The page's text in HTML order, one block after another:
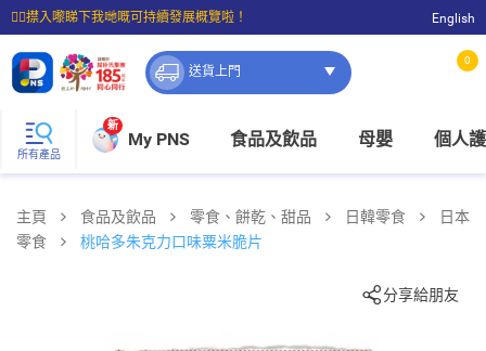
☝🏼㩒入嚟睇下我哋嘅可持續發展概覽啦！
⭐購物滿$399即享免費送貨；滿$100即可免費店取。
English
送貨上門
0
所有產品
新
My PNS 食品及飲品 母嬰 個人
主頁 食品及飲品 零食、餅乾、甜品 日韓零食
日本
零食
桃哈多朱克力口味粟米脆片
分享給朋友